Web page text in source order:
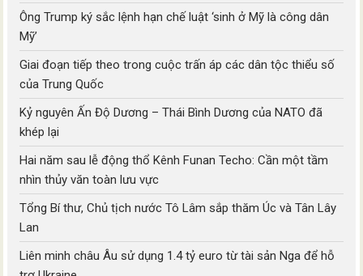
Ông Trump ký sắc lệnh hạn chế luật ‘sinh ở Mỹ là công dân
Mỹ’
Giai đoạn tiếp theo trong cuộc trấn áp các dân tộc thiểu số
của Trung Quốc
Kỷ nguyên Ấn Độ Dương – Thái Bình Dương của NATO đã
khép lại
Hai năm sau lễ động thổ Kênh Funan Techo: Cần một tầm
nhìn thủy văn toàn lưu vực
Tổng Bí thư, Chủ tịch nước Tô Lâm sắp thăm Úc và Tân Lây
Lan
Liên minh châu Âu sử dụng 1.4 tỷ euro từ tài sản Nga để hỗ